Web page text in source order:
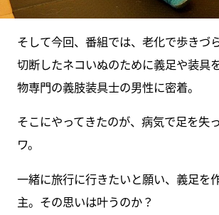
そして今回、番組では、老化で歩きづ
切断したネコいぬのために義足や装具
物専門の義肢装具士の男性に密着。
そこにやってきたのが、病気で足を失
ワ。
一緒に旅行に行きたいと願い、義足を
主。その思いは叶うのか？